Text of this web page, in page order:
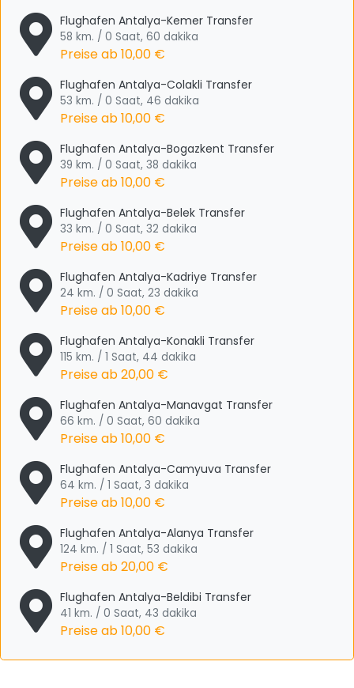
Flughafen Antalya-Kemer Transfer
58 km. / 0 Saat, 60 dakika
Preise ab10,00 €
Flughafen Antalya-Colakli Transfer
53 km. / 0 Saat, 46 dakika
Preise ab10,00 €
Flughafen Antalya-Bogazkent Transfer
39 km. / 0 Saat, 38 dakika
Preise ab10,00 €
Flughafen Antalya-Belek Transfer
33 km. / 0 Saat, 32 dakika
Preise ab10,00 €
Flughafen Antalya-Kadriye Transfer
24 km. / 0 Saat, 23 dakika
Preise ab10,00 €
Flughafen Antalya-Konakli Transfer
115 km. / 1 Saat, 44 dakika
Preise ab20,00 €
Flughafen Antalya-Manavgat Transfer
66 km. / 0 Saat, 60 dakika
Preise ab10,00 €
Flughafen Antalya-Camyuva Transfer
64 km. / 1 Saat, 3 dakika
Preise ab10,00 €
Flughafen Antalya-Alanya Transfer
124 km. / 1 Saat, 53 dakika
Preise ab20,00 €
Flughafen Antalya-Beldibi Transfer
41 km. / 0 Saat, 43 dakika
Preise ab10,00 €